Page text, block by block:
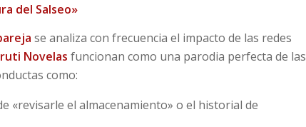
del Salseo»
se analiza con frecuencia el impacto de las redes
Novelas funcionan como una parodia perfecta de las
como:
«revisarle el almacenamiento» o el historial de